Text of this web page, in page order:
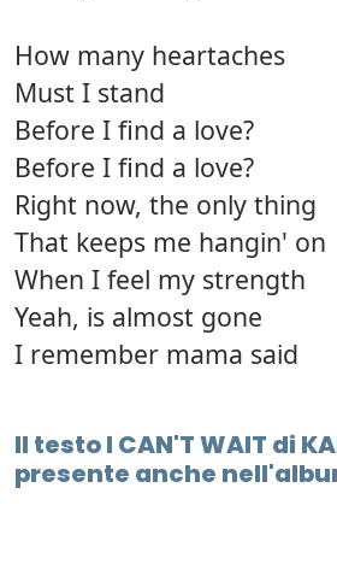
How many heartaches
Must I stand
Before I find a love?
Before I find a love?
Right now, the only thing
That keeps me hangin' on
When I feel my strength
Yeah, is almost gone
I remember mama said
Il testo I CAN'T WAIT di
presente anche